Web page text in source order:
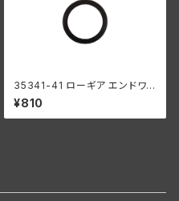
35341-41 ローギア エンドワッ
シャー1個
¥810